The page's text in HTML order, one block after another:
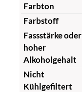
Farbton
Farbstoff
Fassstärke oder
hoher
Alkoholgehalt
Nicht
Kühlgefiltert